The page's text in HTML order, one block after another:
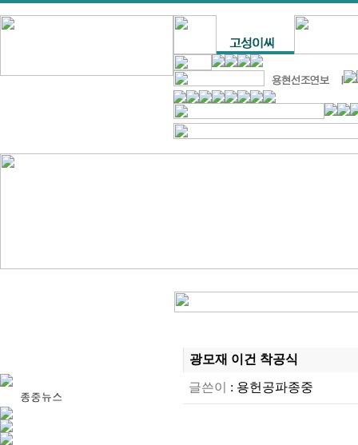
광모재 이건 착공식
글쓴이 : 용헌공파종중